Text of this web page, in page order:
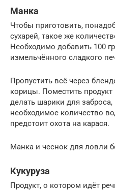
Манка
Чтобы приготовить,
сухарей, такое же
Необходимо добавить 100
измельчённого сладкого
Пропустить всё через
корицы. Поместить
делать шарики для
необходимое количество
предстоит охота на карася.
Манка и чеснок для ловли
Кукуруза
Продукт, о котором идёт